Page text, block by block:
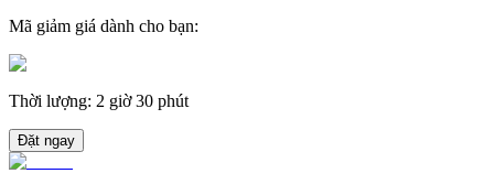
Mã giảm giá dành cho bạn:
Thời lượng: 2 giờ 30 phút
Đặt ngay